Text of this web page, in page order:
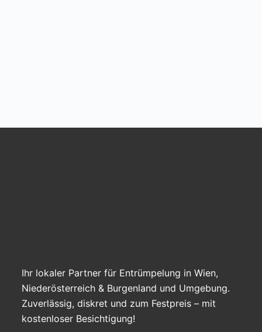
Ihr lokaler Partner für Entrümpelung in Wien,
Niederösterreich & Burgenland und Umgebung.
Zuverlässig, diskret und zum Festpreis – mit
kostenloser Besichtigung!